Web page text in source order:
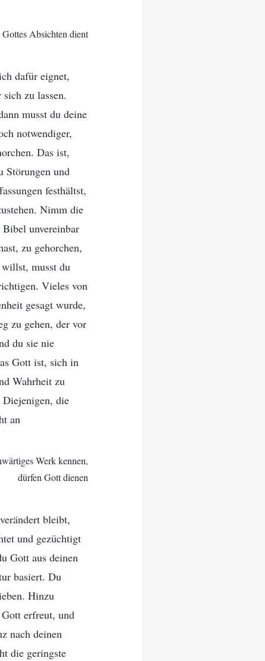
Absichten dient
dafür eignet,
zu lassen.
musst du deine
notwendiger,
Das ist,
Störungen und
festhältst,
Nimm die
unvereinbar
zu gehorchen,
musst du
Vieles von
gesagt wurde,
zu gehen, der vor
du sie nie
Gott ist, sich in
Wahrheit zu
Diejenigen, die
an
Werk kennen,
dürfen Gott dienen
bleibt,
und gezüchtigt
Gott aus deinen
basiert. Du
Hinzu
erfreut, und
nach deinen
die geringste